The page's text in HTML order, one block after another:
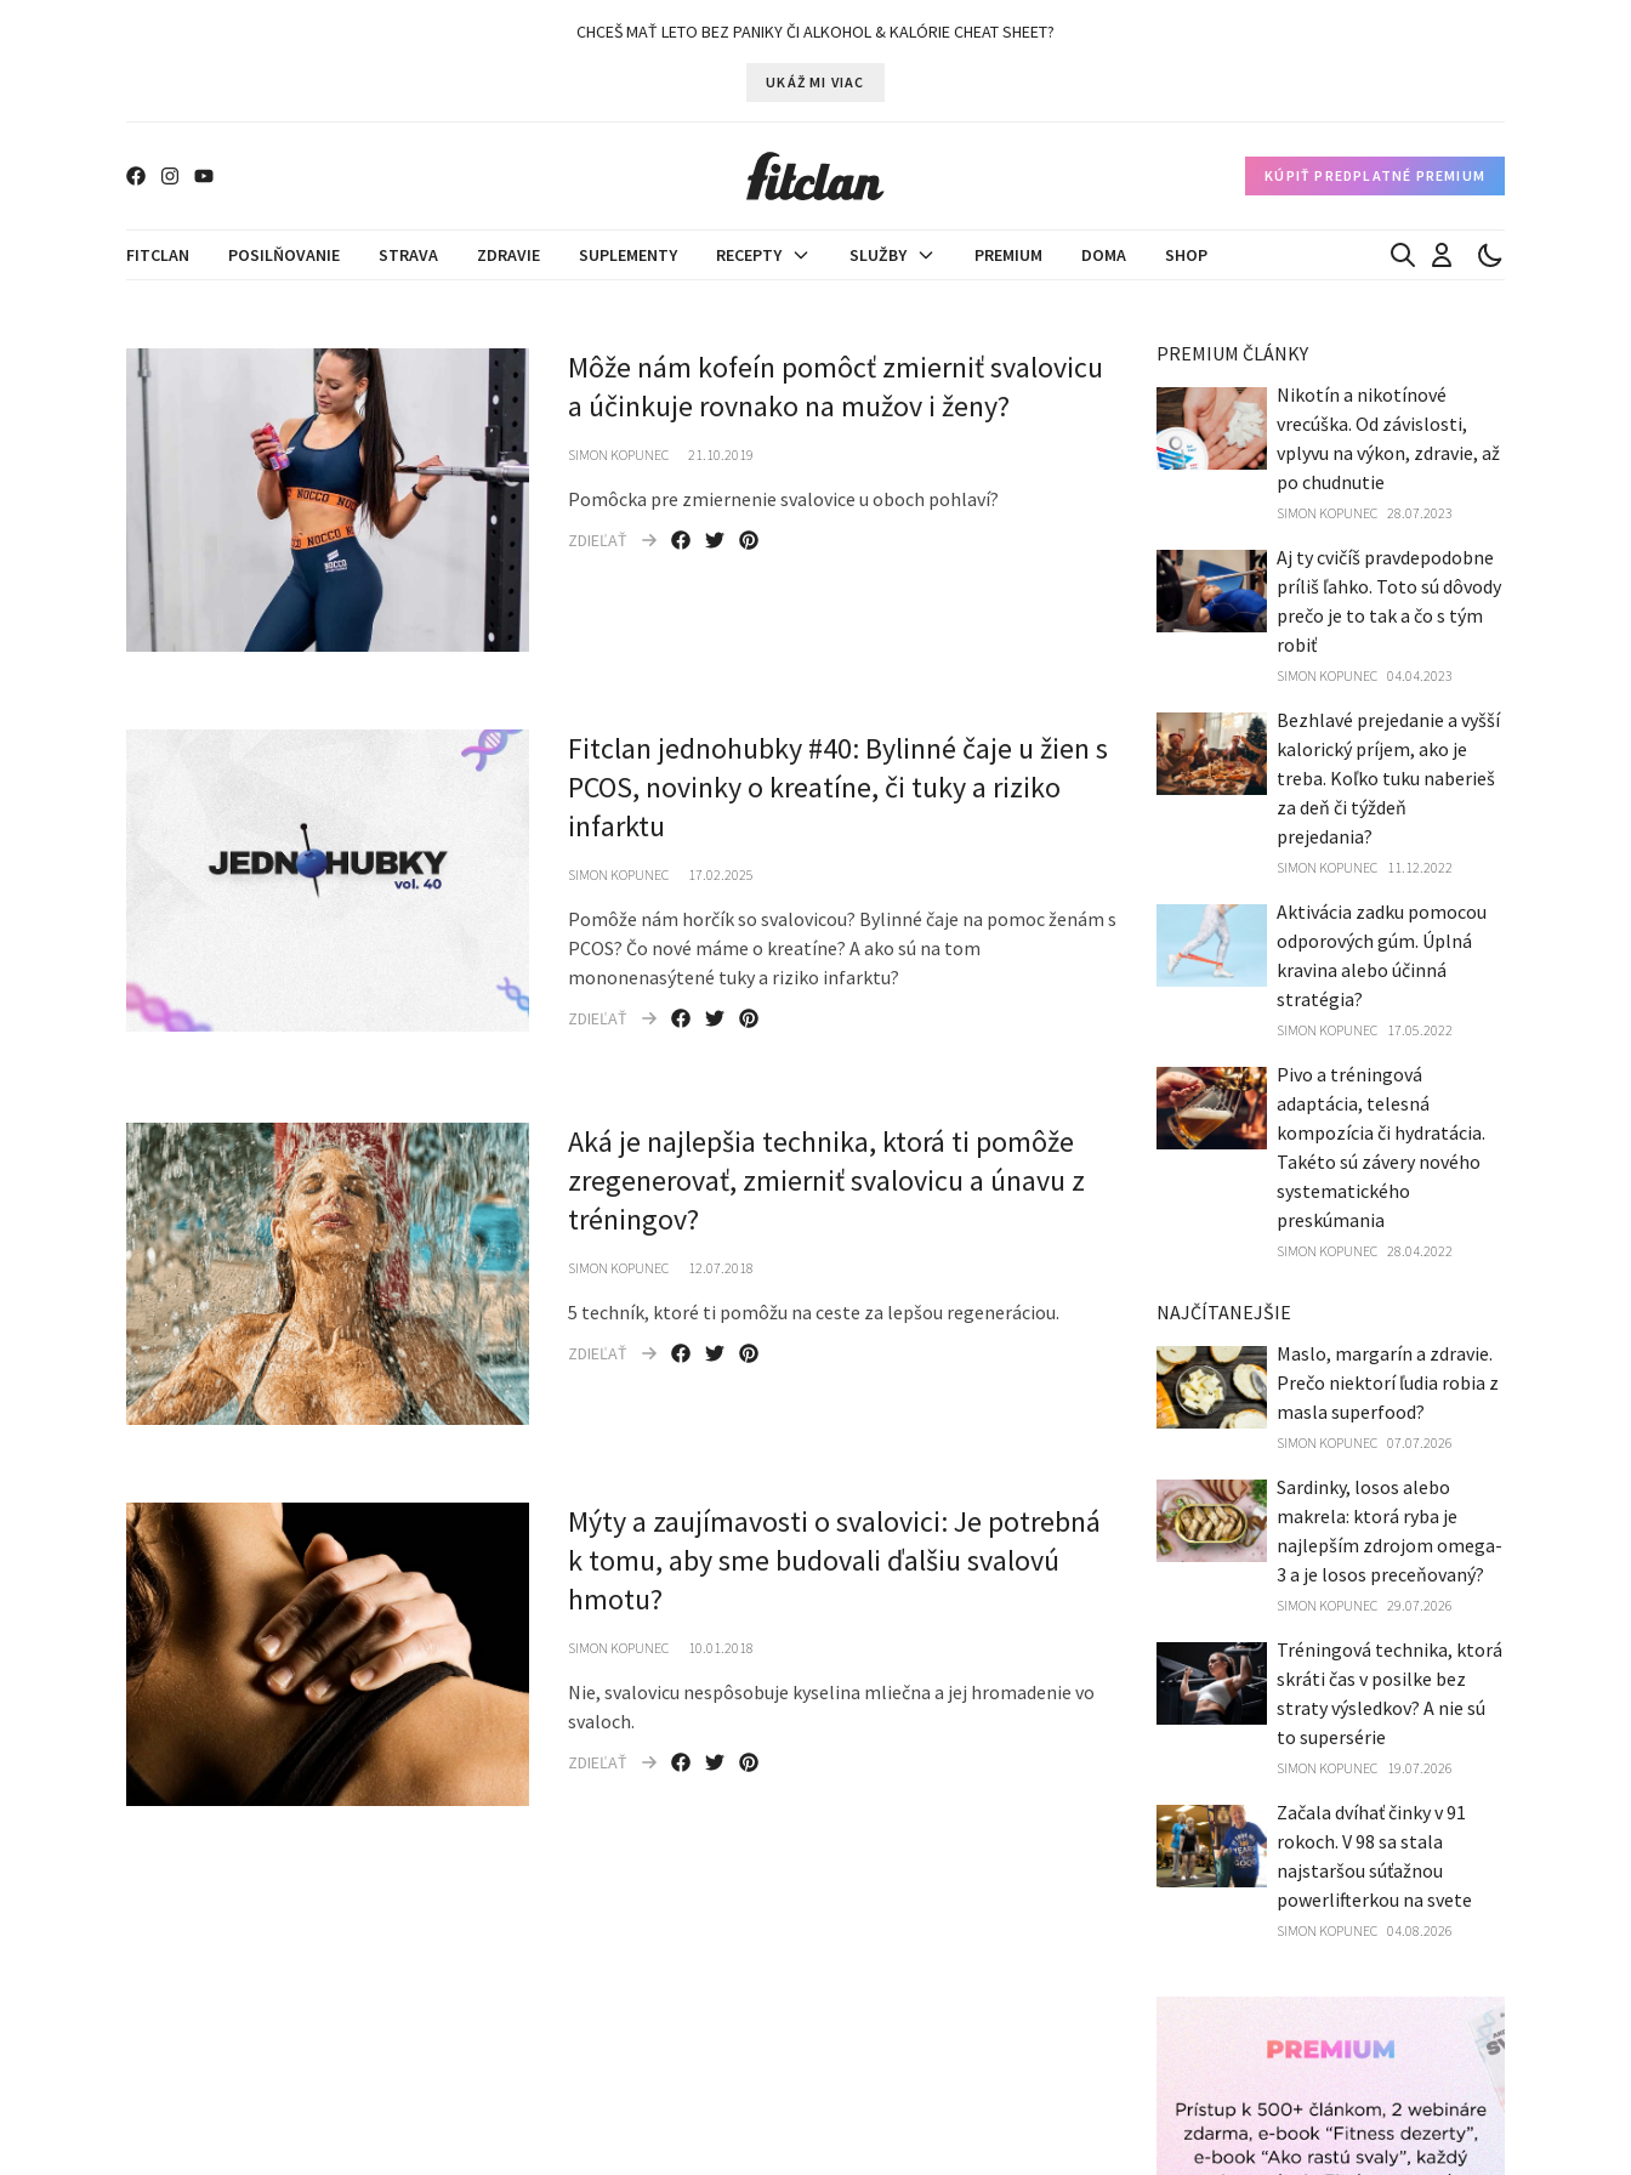
CHCEŠ MAŤ LETO BEZ PANIKY ČI ALKOHOL & KALÓRIE CHEAT SHEET?
UKÁŽ MI VIAC
KÚPIŤ PREDPLATNÉ PREMIUM
FITCLAN POSILŇOVANIE STRAVA ZDRAVIE SUPLEMENTY RECEPTY SLUŽBY PREMIUM DOMA SHOP
Môže nám kofeín pomôcť zmierniť svalovicu
a účinkuje rovnako na mužov i ženy?
SIMON KOPUNEC 21.10.2019
Pomôcka pre zmiernenie svalovice u oboch pohlaví?
ZDIEĽAŤ
Fitclan jednohubky #40: Bylinné čaje u žien s
PCOS, novinky o kreatíne, či tuky a riziko
infarktu
SIMON KOPUNEC 17.02.2025
Pomôže nám horčík so svalovicou? Bylinné čaje na pomoc ženám s
PCOS? Čo nové máme o kreatíne? A ako sú na tom
mononenasýtené tuky a riziko infarktu?
ZDIEĽAŤ
Aká je najlepšia technika, ktorá ti pomôže
zregenerovať, zmierniť svalovicu a únavu z
tréningov?
SIMON KOPUNEC 12.07.2018
5 techník, ktoré ti pomôžu na ceste za lepšou regeneráciou.
ZDIEĽAŤ
Mýty a zaujímavosti o svalovici: Je potrebná
k tomu, aby sme budovali ďalšiu svalovú
hmotu?
SIMON KOPUNEC 10.01.2018
Nie, svalovicu nespôsobuje kyselina mliečna a jej hromadenie vo
svaloch.
ZDIEĽAŤ
PREMIUM ČLÁNKY
Nikotín a nikotínové
vrecúška. Od závislosti,
vplyvu na výkon, zdravie, až
po chudnutie
SIMON KOPUNEC 28.07.2023
Aj ty cvičíš pravdepodobne
príliš ľahko. Toto sú dôvody
prečo je to tak a čo s tým
robiť
SIMON KOPUNEC 04.04.2023
Bezhlavé prejedanie a vyšší
kalorický príjem, ako je
treba. Koľko tuku naberieš
za deň či týždeň
prejedania?
SIMON KOPUNEC 11.12.2022
Aktivácia zadku pomocou
odporových gúm. Úplná
kravina alebo účinná
stratégia?
SIMON KOPUNEC 17.05.2022
Pivo a tréningová
adaptácia, telesná
kompozícia či hydratácia.
Takéto sú závery nového
systematického
preskúmania
SIMON KOPUNEC 28.04.2022
NAJČÍTANEJŠIE
Maslo, margarín a zdravie.
Prečo niektorí ľudia robia z
masla superfood?
SIMON KOPUNEC 07.07.2026
Sardinky, losos alebo
makrela: ktorá ryba je
najlepším zdrojom omega-
3 a je losos preceňovaný?
SIMON KOPUNEC 29.07.2026
Tréningová technika, ktorá
skráti čas v posilke bez
straty výsledkov? A nie sú
to supersérie
SIMON KOPUNEC 19.07.2026
Začala dvíhať činky v 91
rokoch. V 98 sa stala
najstaršou súťažnou
powerlifterkou na svete
SIMON KOPUNEC 04.08.2026